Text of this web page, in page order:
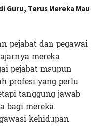
Guru, Terus Mereka Mau
pejabat dan pegawai
mereka
pejabat maupun
profesi yang perlu
tanggung jawab
bagi mereka.
kehidupan